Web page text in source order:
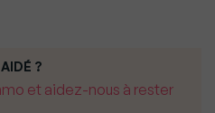
?
et aidez-nous à rester